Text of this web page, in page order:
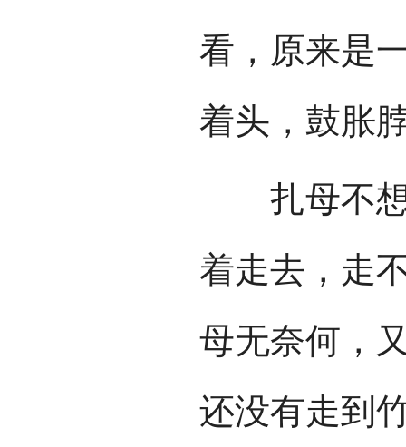
看，原来是
着头，鼓胀
扎母不想
着走去，走
母无奈何，
还没有走到